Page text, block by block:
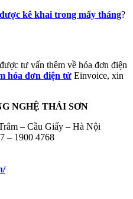
kê khai trong mấy tháng?
tư vấn thêm về hóa đơn điện
hóa đơn điện tử Einvoice, xin
NGHỆ THÁI SƠN
– Cầu Giấy – Hà Nội
– 1900 4768